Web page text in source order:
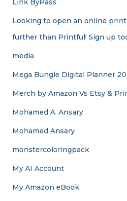
Link ByPass
Looking to open an online
further than Printful! Sign up
media
Mega Bungle Digital Planner
Merch by Amazon Vs Etsy &
Mohamed A. Ansary
Mohamed Ansary
monstercoloringpack
My AI Account
My Amazon eBook